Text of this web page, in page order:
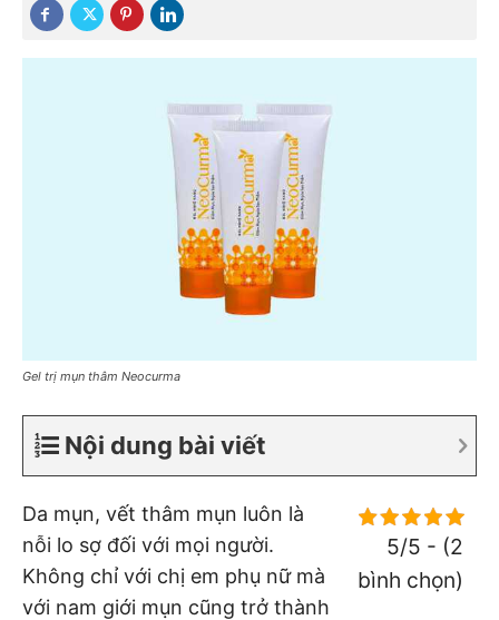
Gel trị mụn thâm Neocurma
Nội dung bài viết
5/5 - (2
bình chọn)
Da mụn, vết thâm mụn luôn là
nỗi lo sợ đối với mọi người.
Không chỉ với chị em phụ nữ mà
với nam giới mụn cũng trở thành